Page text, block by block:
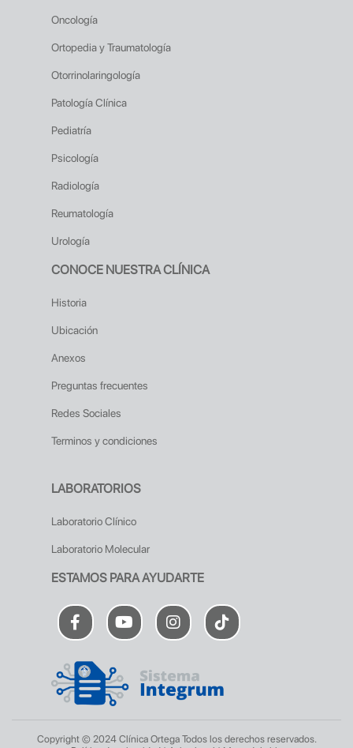
Oncología
Ortopedia y Traumatología
Otorrinolaringología
Patología Clínica
Pediatría
Psicología
Radiología
Reumatología
Urología
CONOCE NUESTRA CLÍNICA
Historia
Ubicación
Anexos
Preguntas frecuentes
Redes Sociales
Terminos y condiciones
LABORATORIOS
Laboratorio Clínico
Laboratorio Molecular
ESTAMOS PARA AYUDARTE
Copyright © 2024 Clínica Ortega Todos los derechos reservados.